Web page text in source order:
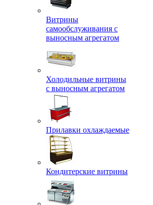
Витрины
самообслуживания с
выносным агрегатом
Холодильные витрины
с выносным агрегатом
Прилавки охлаждаемые
Кондитерские витрины